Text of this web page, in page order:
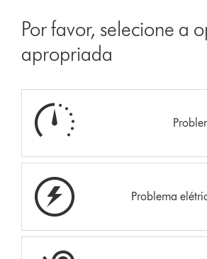
Por favor, selecione a
apropriada
Problema